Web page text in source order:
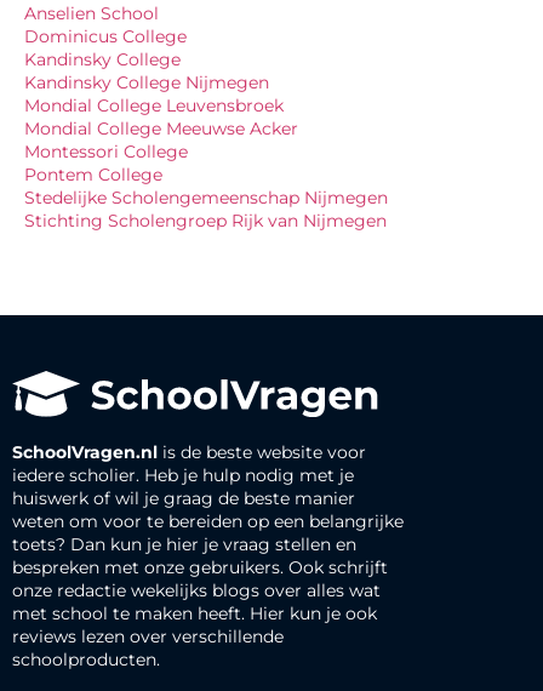
Anselien School
Dominicus College
Kandinsky College
Kandinsky College Nijmegen
Mondial College Leuvensbroek
Mondial College Meeuwse Acker
Montessori College
Pontem College
Stedelijke Scholengemeenschap Nijmegen
Stichting Scholengroep Rijk van Nijmegen
SchoolVragen.nl is de beste website voor
iedere scholier. Heb je hulp nodig met je
huiswerk of wil je graag de beste manier
weten om voor te bereiden op een belangrijke
toets? Dan kun je hier je vraag stellen en
bespreken met onze gebruikers. Ook schrijft
onze redactie wekelijks blogs over alles wat
met school te maken heeft. Hier kun je ook
reviews lezen over verschillende
schoolproducten.